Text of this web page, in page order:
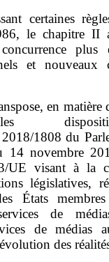
certaines
le chapitre II
plus
et nouveaux
en matière
1808 du
14 novembre
UE visant à la
législatives,
États
de
de médias
des